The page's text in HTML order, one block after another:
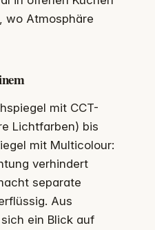
wo Atmosphäre
mit CCT-
Lichtfarben) bis
mit Multicolour:
verhindert
separate
Aus
ein Blick auf